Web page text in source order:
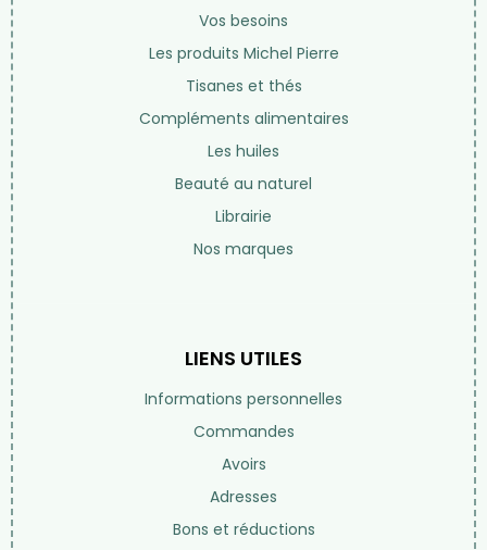
Vos besoins
Les produits Michel Pierre
Tisanes et thés
Compléments alimentaires
Les huiles
Beauté au naturel
Librairie
Nos marques
LIENS UTILES
Informations personnelles
Commandes
Avoirs
Adresses
Bons et réductions